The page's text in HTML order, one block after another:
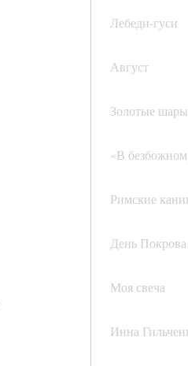
Лебеди-гуси
Август
Золотые шары
«В
Римские
День Покрова
Моя свеча
Инна